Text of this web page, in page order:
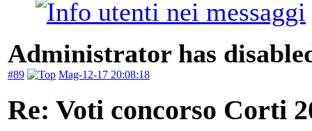
Administrator has
#89 Mag-12-17 20:08:18
Re: Voti concorso Corti